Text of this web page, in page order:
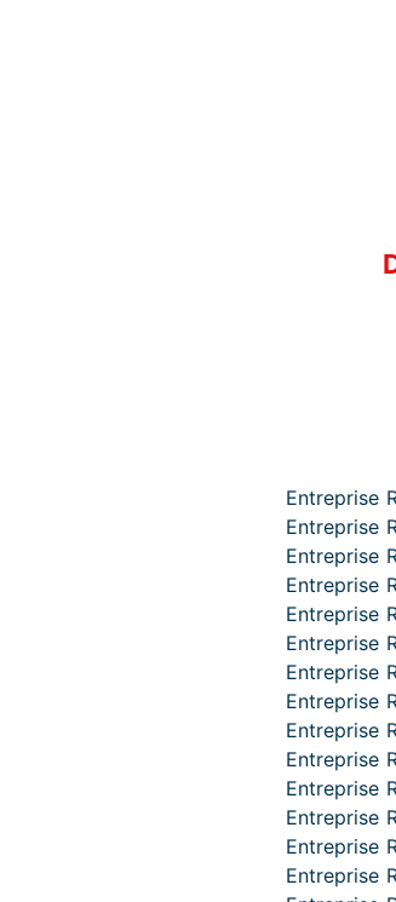
Entreprise
Entreprise
Entreprise
Entreprise
Entreprise
Entreprise
Entreprise
Entreprise
Entreprise
Entreprise
Entreprise
Entreprise
Entreprise
Entreprise